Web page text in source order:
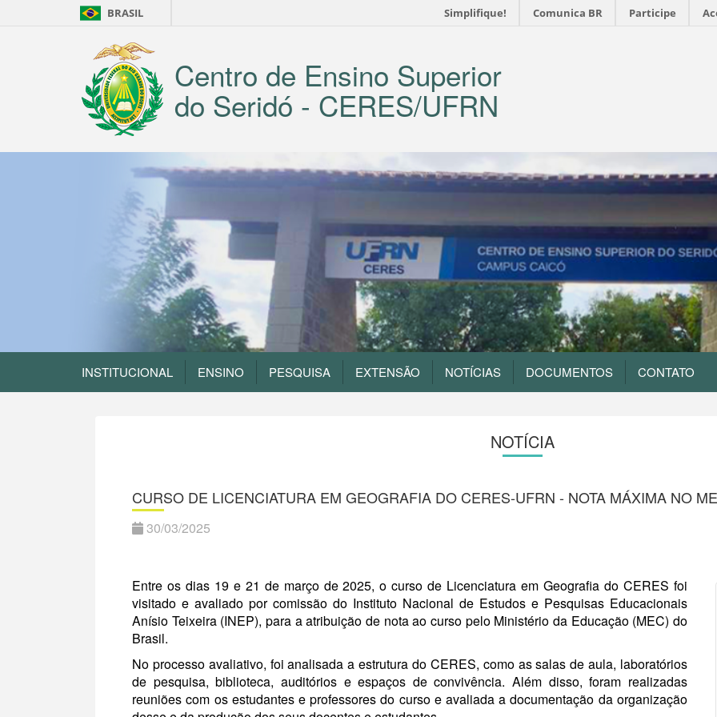
BRASIL Simplifique! Comunica BR Participe
Centro de Ensino Superior
do Seridó - CERES/UFRN
INSTITUCIONAL ENSINO PESQUISA EXTENSÃO NOTÍCIAS DOCUMENTOS CONTATO
NOTÍCIA
CURSO DE LICENCIATURA EM GEOGRAFIA DO CERES-UFRN - NOTA MÁXIMA NO
30/03/2025
Entre os dias 19 e 21 de março de 2025, o curso de Licenciatura em Geografia do CERES foi
visitado e avaliado por comissão do Instituto Nacional de Estudos e Pesquisas Educacionais
Anísio Teixeira (INEP), para a atribuição de nota ao curso pelo Ministério da Educação (MEC) do
Brasil.
No processo avaliativo, foi analisada a estrutura do CERES, como as salas de aula, laboratórios
de pesquisa, biblioteca, auditórios e espaços de convivência. Além disso, foram realizadas
reuniões com os estudantes e professores do curso e avaliada a documentação da organização